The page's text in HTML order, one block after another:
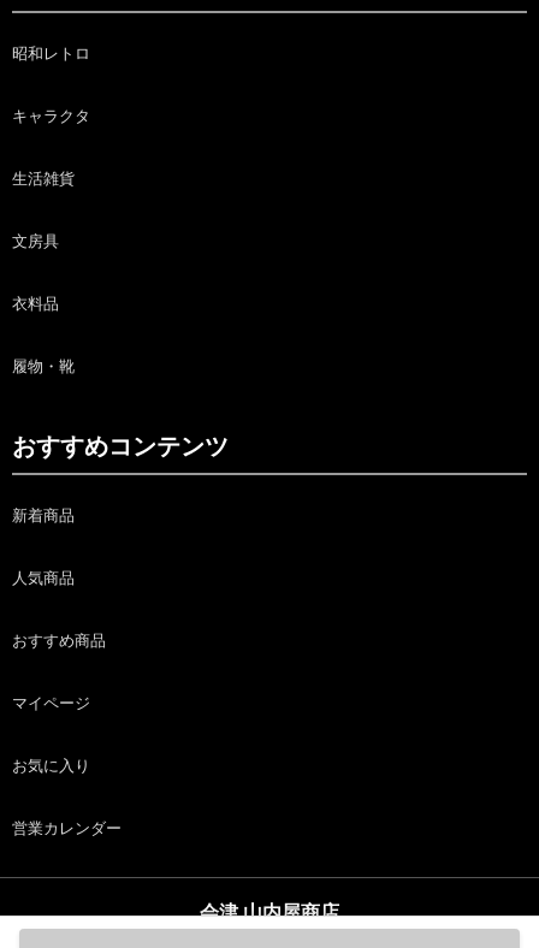
昭和レトロ
キャラクタ
生活雑貨
文房具
衣料品
履物・靴
おすすめコンテンツ
新着商品
人気商品
おすすめ商品
マイページ
お気に入り
営業カレンダー
会津 山内屋商店